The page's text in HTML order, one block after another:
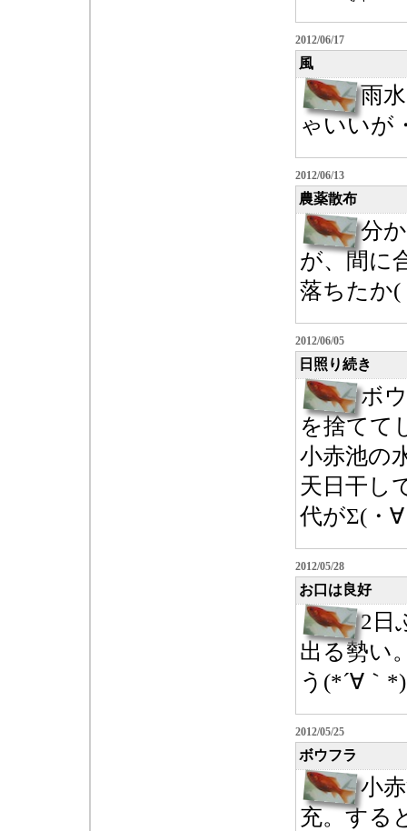
2012/06/17
風
雨
ゃいいが
2012/06/13
農薬散布
分
が、間に
落ちたか(
2012/06/05
日照り続き
ボ
を捨てて
小赤池の
天日干し
代がΣ(・
2012/05/28
お口は良好
2日
出る勢い
う(*´∀｀*)
2012/05/25
ボウフラ
小
充。する